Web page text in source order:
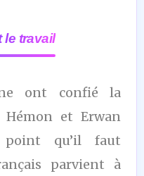
le travail
ont confié la
et Erwan
qu’il faut
parvient à